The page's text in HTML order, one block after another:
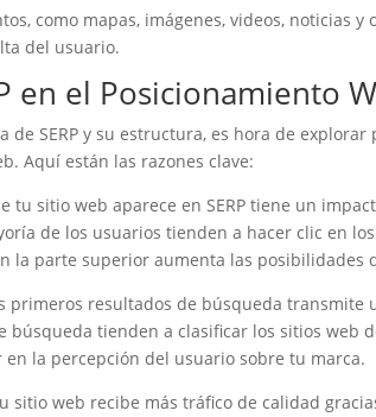
como mapas, imágenes, videos, noticias y
del usuario.
en el Posicionamiento
de SERP y su estructura, es hora de
Aquí están las razones clave:
tu sitio web aparece en SERP tiene un
de los usuarios tienden a hacer clic en
la parte superior aumenta las posibilidades
primeros resultados de búsqueda transmite
búsqueda tienden a clasificar los sitios web
la percepción del usuario sobre tu marca.
sitio web recibe más tráfico de calidad